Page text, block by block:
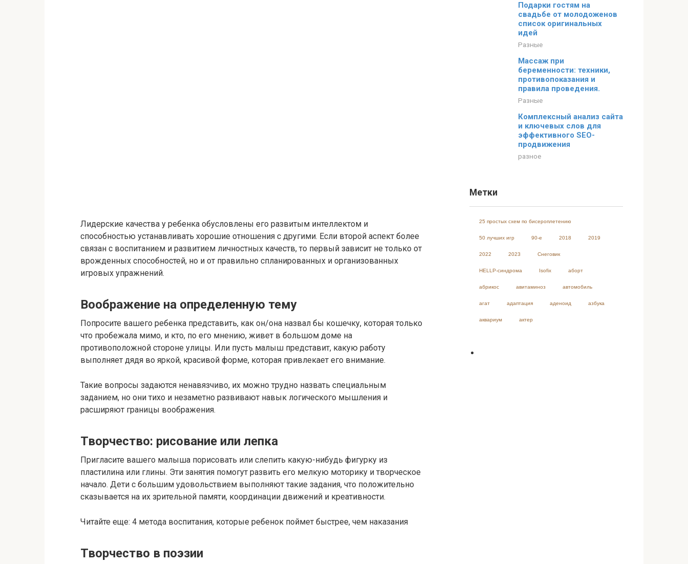
Лидерские качества у ребенка обусловлены его развитым интеллектом и
способностью устанавливать хорошие отношения с другими. Если второй аспект более
связан с воспитанием и развитием личностных качеств, то первый зависит не только от
врожденных способностей, но и от правильно спланированных и организованных
игровых упражнений.
Воображение на определенную тему
Попросите вашего ребенка представить, как он/она назвал бы кошечку, которая только
что пробежала мимо, и кто, по его мнению, живет в большом доме на
противоположной стороне улицы. Или пусть малыш представит, какую работу
выполняет дядя во яркой, красивой форме, которая привлекает его внимание.
Такие вопросы задаются ненавязчиво, их можно трудно назвать специальным
заданием, но они тихо и незаметно развивают навык логического мышления и
расширяют границы воображения.
Творчество: рисование или лепка
Пригласите вашего малыша порисовать или слепить какую-нибудь фигурку из
пластилина или глины. Эти занятия помогут развить его мелкую моторику и творческое
начало. Дети с большим удовольствием выполняют такие задания, что положительно
сказывается на их зрительной памяти, координации движений и креативности.
Читайте еще: 4 метода воспитания, которые ребенок поймет быстрее, чем наказания
Творчество в поэзии
Подарки гостям на
свадьбе от молодоженов
список оригинальных
идей
Разные
Массаж при
беременности: техники,
противопоказания и
правила проведения.
Разные
Комплексный анализ сайта
и ключевых слов для
эффективного SEO-
продвижения
разное
Метки
25 простых схем по бисероплетению
50 лучших игр 90-е 2018 2019
2022 2023 Cнеговик
HELLP-синдрома Isofix аборт
абрикос авитаминоз автомобиль
агат адаптация аденоид азбука
аквариум актер